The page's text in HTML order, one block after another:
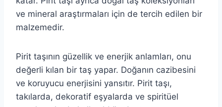
ve mineral araştırmaları için de tercih edilen bir
malzemedir.
Pirit taşının güzellik ve enerjik anlamları, onu
değerli kılan bir taş yapar. Doğanın cazibesini
ve koruyucu enerjisini yansıtır. Pirit taşı,
takılarda, dekoratif eşyalarda ve spiritüel